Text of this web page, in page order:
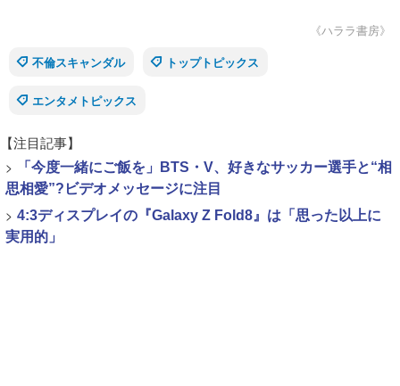
《ハララ書房》
不倫スキャンダル
トップトピックス
エンタメトピックス
【注目記事】
>
「今度一緒にご飯を」BTS・V、好きなサッカー選手と“相
思相愛”?ビデオメッセージに注目
> 4:3ディスプレイの『Galaxy Z Fold8』は「思った以上に
実用的」